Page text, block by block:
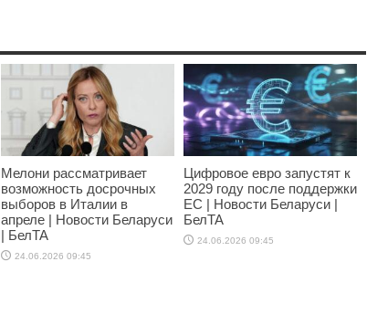
Мелони рассматривает
возможность досрочных
выборов в Италии в
апреле | Новости Беларуси
| БелТА
24.06.2026 09:45
Цифровое евро запустят к
2029 году после поддержки
ЕС | Новости Беларуси |
БелТА
24.06.2026 09:45